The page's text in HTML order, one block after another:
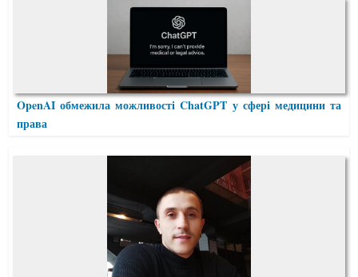
OpenAI обмежила можливості ChatGPT у сфері медицини та
права